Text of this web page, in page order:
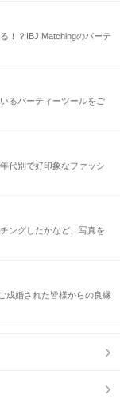
！？IBJ Matchingのパーテ
るパーティーツールをご
代別で好印象なファッシ
ングしたかなど、写真を
成婚された皆様からの良縁